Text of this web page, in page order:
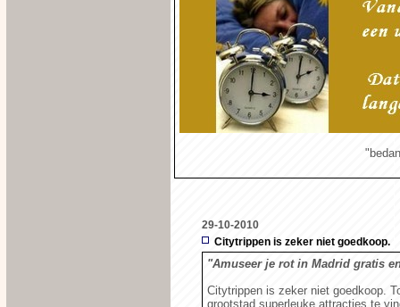
29-10-2010
Citytrippen is zeker niet goedkoop.
"Amuseer je rot in Madrid gratis
Citytrippen is zeker niet goedkoop.
grootstad superleuke attracties te